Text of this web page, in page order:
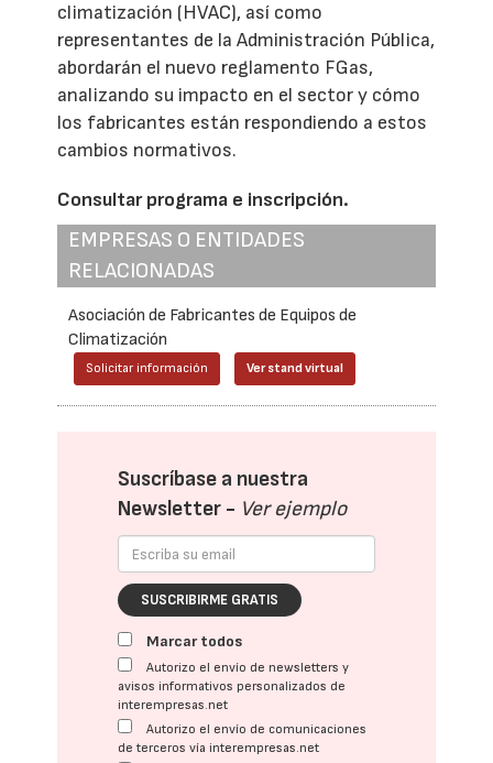
climatización (HVAC), así como
representantes de la Administración Pública,
abordarán el nuevo reglamento FGas,
analizando su impacto en el sector y cómo
los fabricantes están respondiendo a estos
cambios normativos.
Consultar programa e inscripción.
EMPRESAS O ENTIDADES
RELACIONADAS
Asociación de Fabricantes de Equipos de
Climatización
Solicitar información Ver stand virtual
Suscríbase a nuestra
Newsletter - Ver ejemplo
SUSCRIBIRME GRATIS
Marcar todos
Autorizo el envío de newsletters y
avisos informativos personalizados de
interempresas.net
Autorizo el envío de comunicaciones
de terceros vía interempresas.net